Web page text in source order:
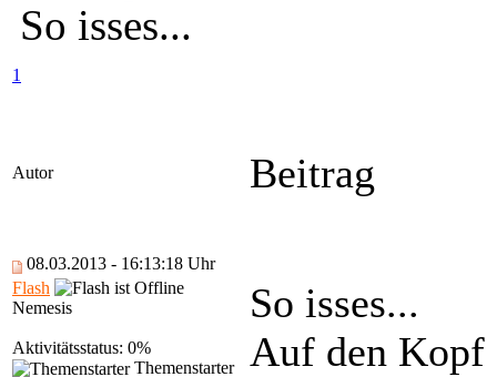
So isses...
1
Autor Beitrag
08.03.2013 - 16:13:18 Uhr
Flash
Nemesis
Aktivitätsstatus: 0%
Themenstarter
So isses...
Auf den